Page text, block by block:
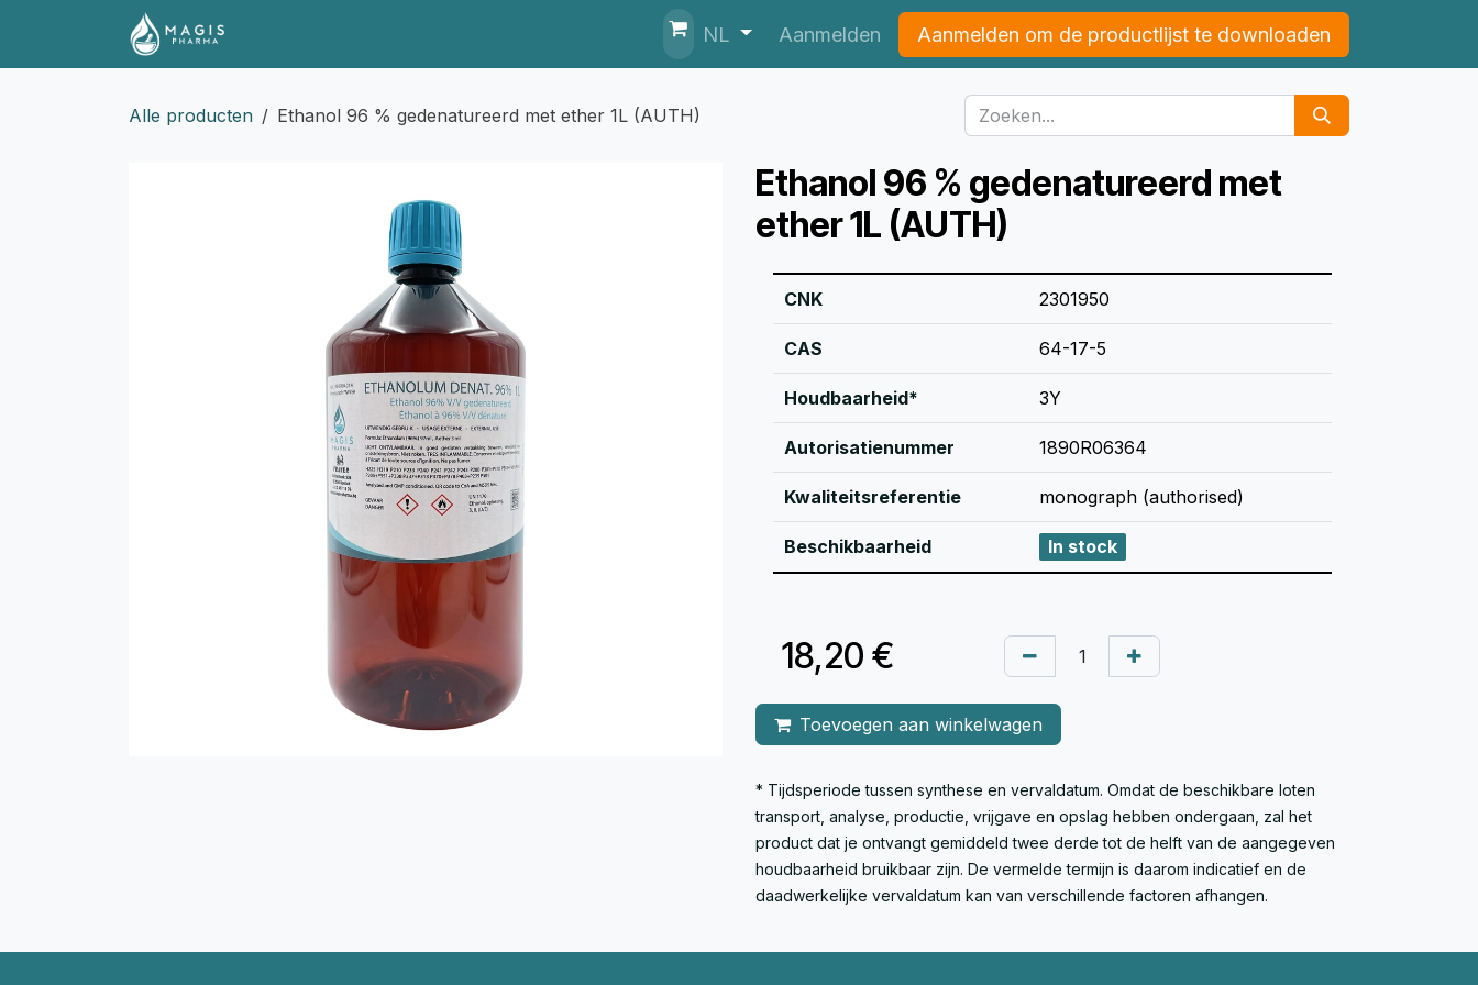
Overslaan naar inhoud
NL Aanmelden Aanmelden om de productlijst te downloaden
Alle producten Ethanol 96 % gedenatureerd met ether 1L (AUTH)
Ethanol 96 % gedenatureerd met
ether 1L (AUTH)
CNK 2301950
CAS 64-17-5
Houdbaarheid* 3Y
Autorisatienummer 1890R06364
Kwaliteitsreferentie monograph (authorised)
Beschikbaarheid In stock
18,20 €
Toevoegen aan winkelwagen
* Tijdsperiode tussen synthese en vervaldatum. Omdat de beschikbare loten
transport, analyse, productie, vrijgave en opslag hebben ondergaan, zal het
product dat je ontvangt gemiddeld twee derde tot de helft van de aangegeven
houdbaarheid bruikbaar zijn. De vermelde termijn is daarom indicatief en de
daadwerkelijke vervaldatum kan van verschillende factoren afhangen.